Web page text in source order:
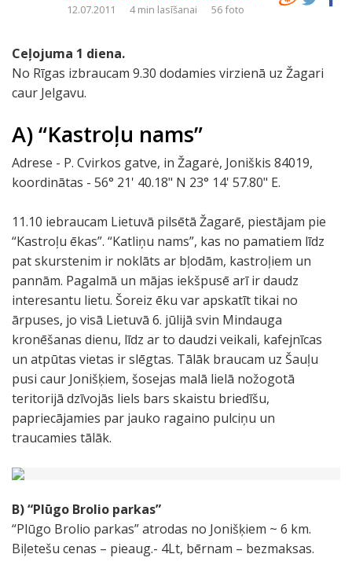
12.07.2011 4 min lasīšanai 56 foto
Ceļojuma 1 diena.
No Rīgas izbraucam 9.30 dodamies virzienā uz Žagari
caur Jelgavu.
A) “Kastroļu nams”
Adrese - P. Cvirkos gatve, in Žagarė, Joniškis 84019,
koordinātas - 56° 21' 40.18" N 23° 14' 57.80" E.
11.10 iebraucam Lietuvā pilsētā Žagarē, piestājam pie
“Kastroļu ēkas”. “Katliņu nams”, kas no pamatiem līdz
pat skurstenim ir noklāts ar bļodām, kastroļiem un
pannām. Pagalmā un mājas iekšpusē arī ir daudz
interesantu lietu. Šoreiz ēku var apskatīt tikai no
ārpuses, jo visā Lietuvā 6. jūlijā svin Mindauga
kronēšanas dienu, līdz ar to daudzi veikali, kafejnīcas
un atpūtas vietas ir slēgtas. Tālāk braucam uz Šauļu
pusi caur Jonišķiem, šosejas malā lielā nožogotā
teritorijā dzīvojās liels bars skaistu briedīšu,
papriecājamies par jauko ragaino pulciņu un
traucamies tālāk.
B) “Plūgo Brolio parkas”
“Plūgo Brolio parkas” atrodas no Jonišķiem ~ 6 km.
Biļetešu cenas – pieaug.- 4Lt, bērnam – bezmaksas.